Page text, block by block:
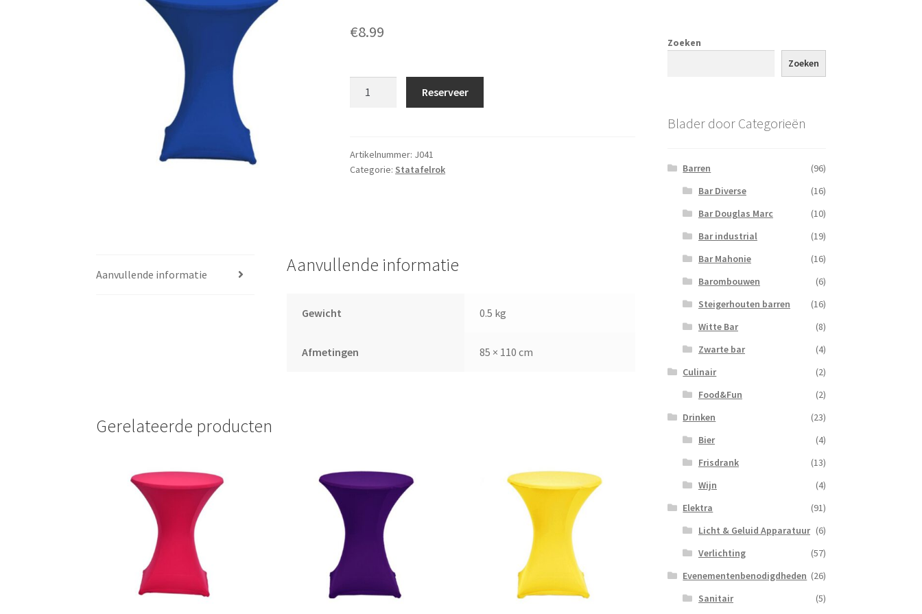
€8.99
Reserveer
Artikelnummer: J041
Categorie: Statafelrok
Aanvullende informatie Aanvullende informatie
Gewicht 0.5 kg
Afmetingen 85 × 110 cm
Gerelateerde producten
Zoeken
Zoeken
Blader door Categorieën
Barren
(96)
Bar Diverse
(16)
Bar Douglas Marc
(10)
Bar industrial
(19)
Bar Mahonie
(16)
Barombouwen
(6)
Steigerhouten barren
(16)
Witte Bar
(8)
Zwarte bar
(4)
Culinair
(2)
Food&Fun
(2)
Drinken
(23)
Bier
(4)
Frisdrank
(13)
Wijn
(4)
Elektra
(91)
Licht & Geluid Apparatuur (6)
Verlichting
(57)
Evenementenbenodigdheden (26)
Sanitair
(5)